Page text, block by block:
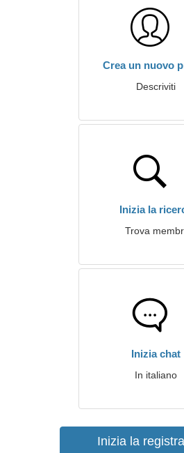
Crea un nuovo
Descriviti
Inizia la
Trova
Inizia chat
In italiano
Inizia la